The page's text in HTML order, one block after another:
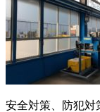
安全対策、防犯対